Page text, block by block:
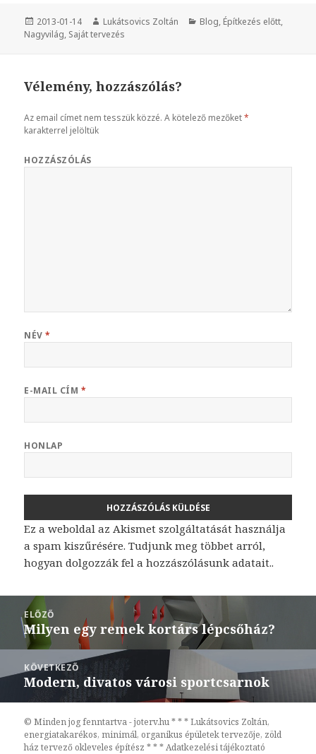
Közzétéve
2013-01-14 Szerző
Lukátsovics Zoltán Kategória
Blog, Építkezés előtt,
Nagyvilág, Saját tervezés
Vélemény, hozzászólás?
Az email címet nem tesszük közzé. A kötelező mezőket*
karakterrel jelöltük
HOZZÁSZÓLÁS
NÉV*
E-MAIL CÍM *
HONLAP
Ez a weboldal az Akismet szolgáltatását használja
a spam kiszűrésére.Tudjunk meg többet arról,
hogyan dolgozzák fel a hozzászólásunk adatait..
Bejegyzés
navigáció
ELŐZŐ
Korábbi
bejegyzések:
Milyen egy remek kortárs lépcsőház?
KÖVETKEZŐ
Következő
bejegyzések:
Modern, divatos városi sportcsarnok
© Minden jog fenntartva - joterv.hu * * * Lukátsovics Zoltán,
energiatakarékos, minimál, organikus épületek tervezője, zöld
ház tervező okleveles építész * * *Adatkezelési tájékoztató